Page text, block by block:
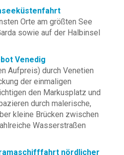
Orte am größten See
sowie auf der Halbinsel
Venedig
Aufpreis) durch Venetien
der einmaligen
den Markusplatz und
durch malerische,
kleine Brücken zwischen
Wasserstraßen
nördlicher